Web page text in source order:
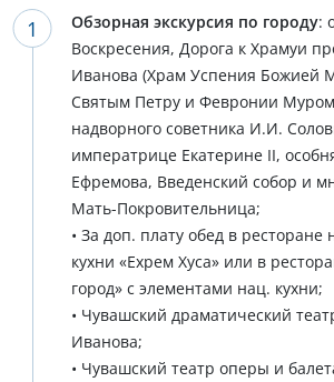
Обзорная экскурсия по городу:
Воскресения, Дорога к Храмуи
Иванова (Храм Успения Божией
Святым Петру и Февронии
надворного советника И.И.
императрице Екатерине ІІ,
Ефремова, Введенский собор и
Мать-Покровительница;
• За доп. плату обед в ресторане
кухни «Ехрем Хуса» или в
город» с элементами нац. кухни;
• Чувашский драматический
Иванова;
• Чувашский театр оперы и